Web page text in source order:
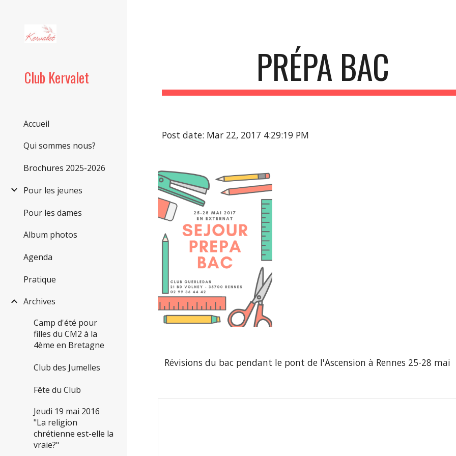
Club Kervalet
Accueil
Qui sommes nous?
Brochures 2025-2026
Pour les jeunes
Pour les dames
Album photos
Agenda
Pratique
Archives
Camp d'été pour
filles du CM2 à la
4ème en Bretagne
Club des Jumelles
Fête du Club
Jeudi 19 mai 2016
"La religion
chrétienne est-elle la
vraie?"
PRÉPA BAC
Post date: Mar 22, 2017 4:29:19 PM
Révisions du bac pendant le pont de l'Ascension à Rennes 25-28 mai